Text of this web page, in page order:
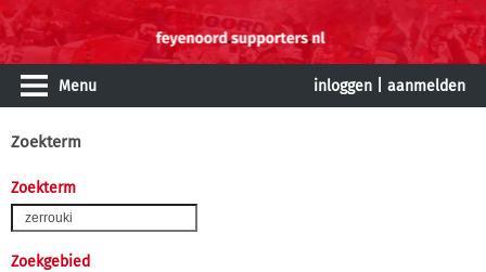
Menu inloggen aanmelden
Zoekterm
Zoekterm
Zoekgebied